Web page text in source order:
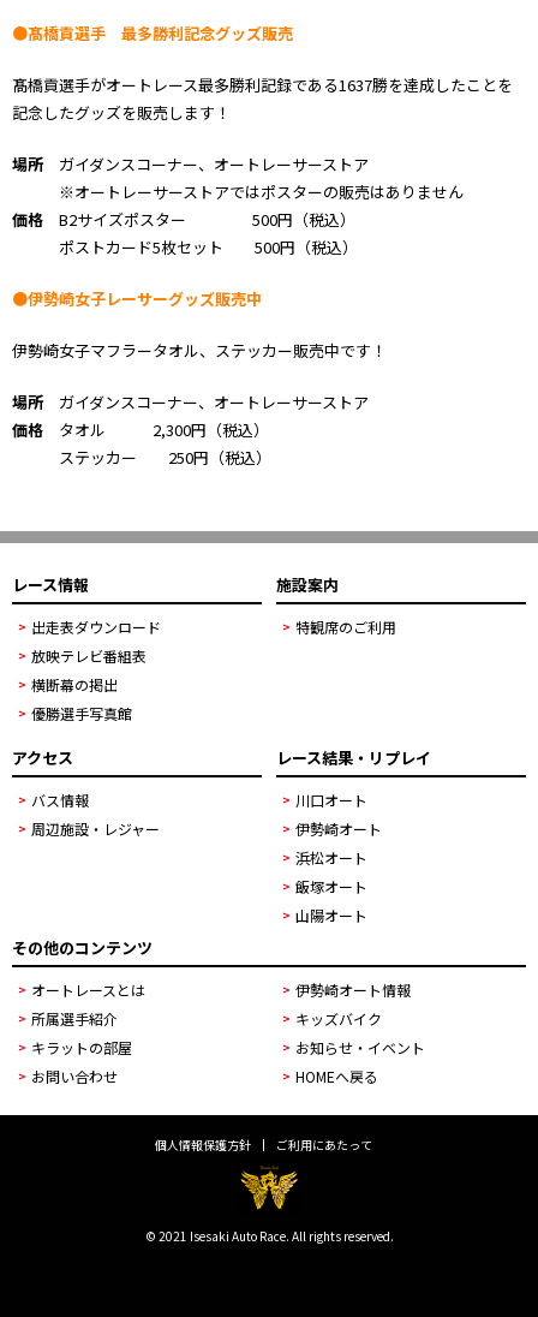
●髙橋貢選手 最多勝利記念グッズ販売
髙橋貢選手がオートレース最多勝利記録である1637勝を達成したことを
記念したグッズを販売します！
場所ガイダンスコーナー、オートレーサーストア
※オートレーサーストアではポスターの販売はありません
価格 B2サイズポスター 500円（税込）
ポストカード5枚セット 500円（税込）
●伊勢崎女子レーサーグッズ販売中
伊勢崎女子マフラータオル、ステッカー販売中です！
場所ガイダンスコーナー、オートレーサーストア
価格 タオル 2,300円（税込）
ステッカー 250円（税込）
レース情報
出走表ダウンロード
放映テレビ番組表
横断幕の掲出
優勝選手写真館
施設案内
特観席のご利用
アクセス
バス情報
周辺施設・レジャー
レース結果・リプレイ
川口オート
伊勢崎オート
浜松オート
飯塚オート
山陽オート
その他のコンテンツ
オートレースとは
伊勢崎オート情報
所属選手紹介
キッズバイク
キラットの部屋
お知らせ・イベント
お問い合わせ
HOMEへ戻る
個人情報保護方針 ご利用にあたって
© 2021 Isesaki Auto Race. All rights reserved.